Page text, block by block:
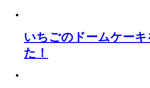
いちごのドームケー
た！